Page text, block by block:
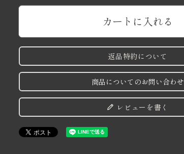
カートに入れる
返品特約について
商品についてのお問い合わせ
レビューを書く